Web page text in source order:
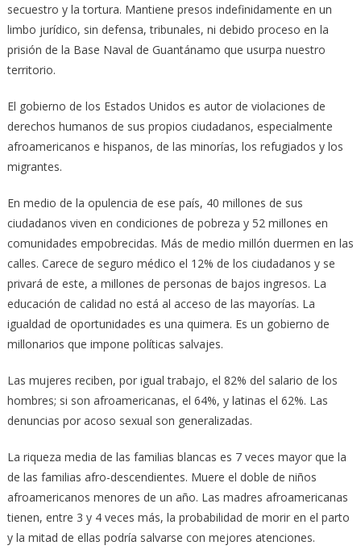
secuestro y la tortura. Mantiene presos indefinidamente en un
limbo jurídico, sin defensa, tribunales, ni debido proceso en la
prisión de la Base Naval de Guantánamo que usurpa nuestro
territorio.
El gobierno de los Estados Unidos es autor de violaciones de
derechos humanos de sus propios ciudadanos, especialmente
afroamericanos e hispanos, de las minorías, los refugiados y los
migrantes.
En medio de la opulencia de ese país, 40 millones de sus
ciudadanos viven en condiciones de pobreza y 52 millones en
comunidades empobrecidas. Más de medio millón duermen en las
calles. Carece de seguro médico el 12% de los ciudadanos y se
privará de este, a millones de personas de bajos ingresos. La
educación de calidad no está al acceso de las mayorías. La
igualdad de oportunidades es una quimera. Es un gobierno de
millonarios que impone políticas salvajes.
Las mujeres reciben, por igual trabajo, el 82% del salario de los
hombres; si son afroamericanas, el 64%, y latinas el 62%. Las
denuncias por acoso sexual son generalizadas.
La riqueza media de las familias blancas es 7 veces mayor que la
de las familias afro-descendientes. Muere el doble de niños
afroamericanos menores de un año. Las madres afroamericanas
tienen, entre 3 y 4 veces más, la probabilidad de morir en el parto
y la mitad de ellas podría salvarse con mejores atenciones.